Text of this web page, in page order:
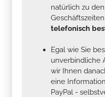
natürlich zu
telefonisch
Egal wie Sie
unverbindliche
wir Ihnen
eine
PayPal -